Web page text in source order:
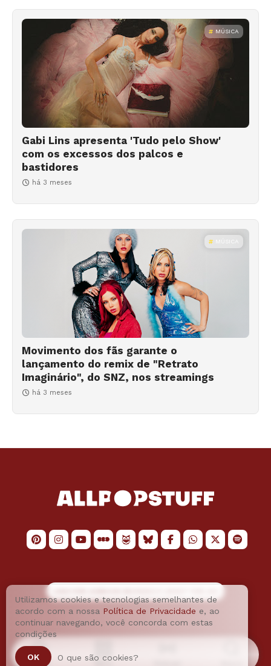
MÚSICA
Gabi Lins apresenta 'Tudo pelo Show'
com os excessos dos palcos e
bastidores
há 3 meses
MÚSICA
Movimento dos fãs garante o
lançamento do remix de "Retrato
Imaginário", do SNZ, nos streamings
há 3 meses
Utilizamos cookies e tecnologias semelhantes de
acordo com a nossa Política de Privacidade e, ao
continuar navegando, você concorda com estas
condições
OK O que são cookies?
Home